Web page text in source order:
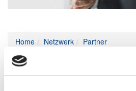
Home Netzwerk
Partner